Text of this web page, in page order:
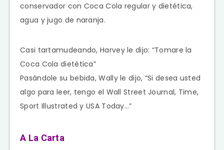
conservador con Coca Cola regular y dietética,
agua y jugo de naranja.
Casi tartamudeando, Harvey le dijo: “Tomare la
Coca Cola dietética”
Pasándole su bebida, Wally le dijo, “Si desea usted
algo para leer, tengo el Wall Street Journal, Time,
Sport Illustrated y USA Today…”
A La Carta